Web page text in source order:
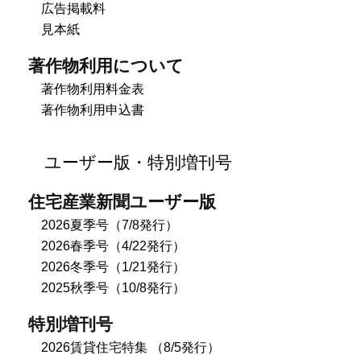
広告掲載料
見本紙
著作物利用について
著作物利用料金表
著作物利用申込書
ユーザー版・特別増刊号
住宅産業新聞ユーザー版
2026夏季号（7/8発行）
2026春季号（4/22発行）
2026冬季号（1/21発行）
2025秋季号（10/8発行）
特別増刊号
2026賃貸住宅特集 （8/5発行）